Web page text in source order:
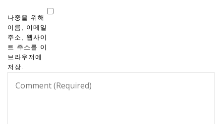
나중을 위해
이름, 이메일
주소, 웹사이
트 주소를 이
브라우저에
저장.